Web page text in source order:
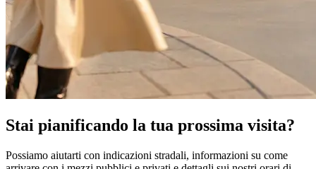
Stai pianificando la tua prossima visita?
Possiamo aiutarti con indicazioni stradali, informazioni su come